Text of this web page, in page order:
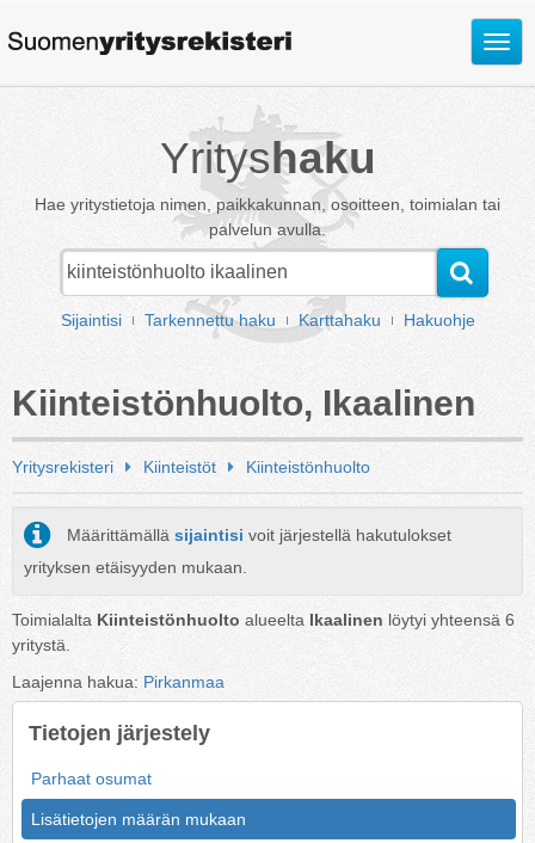
Avaa
Yrityshaku
Hae yritystietoja nimen, paikkakunnan, osoitteen, toimialan tai
palvelun avulla.
Sijaintisi Tarkennettu haku Karttahaku Hakuohje
Kiinteistönhuolto, Ikaalinen
Yritysrekisteri Kiinteistöt Kiinteistönhuolto
Määrittämällä sijaintisi voit järjestellä hakutulokset
yrityksen etäisyyden mukaan.
Toimialalta Kiinteistönhuolto alueelta Ikaalinen löytyi yhteensä 6
yritystä.
Laajenna hakua: Pirkanmaa
Tietojen järjestely
Parhaat osumat
Lisätietojen määrän mukaan